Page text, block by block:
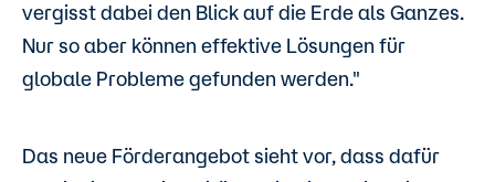
vergisst dabei den Blick auf die Erde als Ganzes.
Nur so aber können effektive Lösungen für
globale Probleme gefunden werden."
Das neue Förderangebot sieht vor, dass dafür